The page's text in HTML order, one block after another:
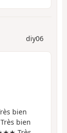
diy06
bien
bien